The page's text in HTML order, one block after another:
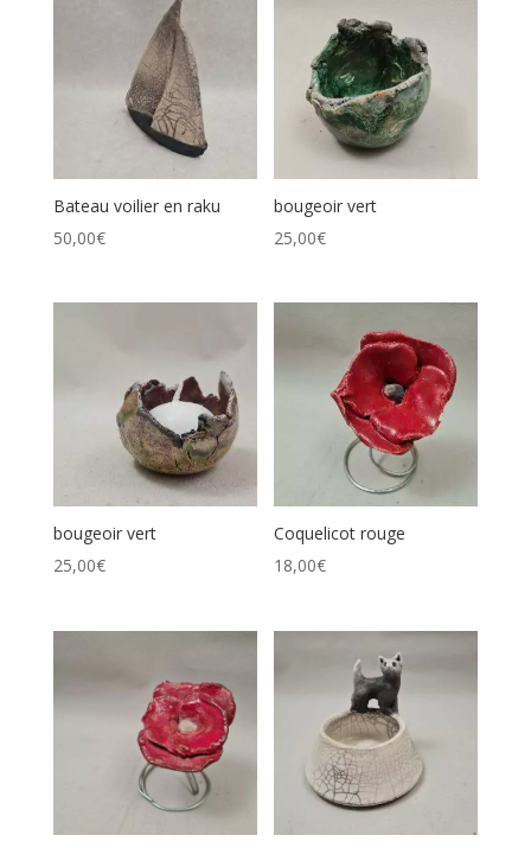
Bateau voilier en raku
50,00€
bougeoir vert
25,00€
bougeoir vert
25,00€
Coquelicot rouge
18,00€